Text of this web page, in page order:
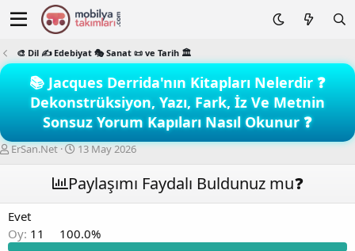
🎨 Dil ✍️ Edebiyat 🎭 Sanat 📜 ve Tarih 🏛️
📚 Jacques Derrida'nın Kitapları Nelerdir ❓
Dekonstrüksiyon, Yazı, Fark, İz Ve Metnin
Sonsuz Yorum Kapıları Nasıl Okunur ❓
K
o
u
y
u
ErSan.Net
B
a
l
a
g
13 May 2026
Paylaşımı Faydalı Buldunuz mu❓
Evet
Oy: 11 100.0%